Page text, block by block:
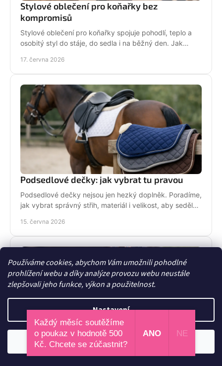
Používáme cookies, abychom Vám umožnili pohodlné
prohlížení webu a díky analýze provozu webu neustále
zlepšovali jeho funkce, výkon a použitelnost.
Nastavení
Odmítnout
Stylové oblečení pro koňařky bez
kompromisů
Stylové oblečení pro koňařky spojuje pohodlí, teplo a
osobitý styl do stáje, do sedla i na běžný den. Jak
17. června 2026
Podsedlové dečky: jak vybrat tu pravou
Podsedlové dečky nejsou jen hezký doplněk. Poradíme,
jak vybrat správný střih, materiál i velikost, aby seděly
15. června 2026
Funkční oblečení do stáje, které dává smysl
Funkční oblečení do stáje musí hřát, vydržet a dobře
Každý měsíc soutěžíme
o poukaz v hodnotě 500
Kč. Chcete se zúčastnit?
ANO NE